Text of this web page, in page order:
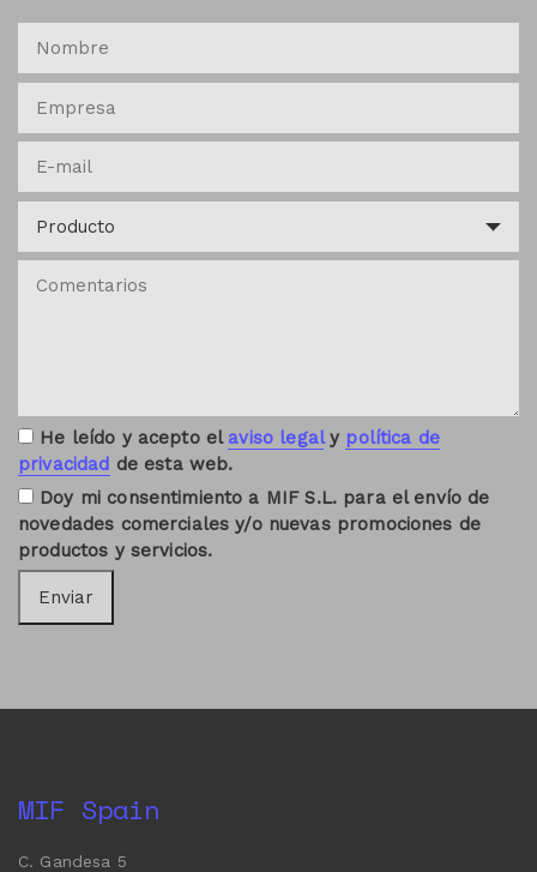
He leído y acepto el aviso legaly política de
privacidad de esta web.
Doy mi consentimiento a MIF S.L. para el envío de
novedades comerciales y/o nuevas promociones de
productos y servicios.
MIF Spain
C. Gandesa 5